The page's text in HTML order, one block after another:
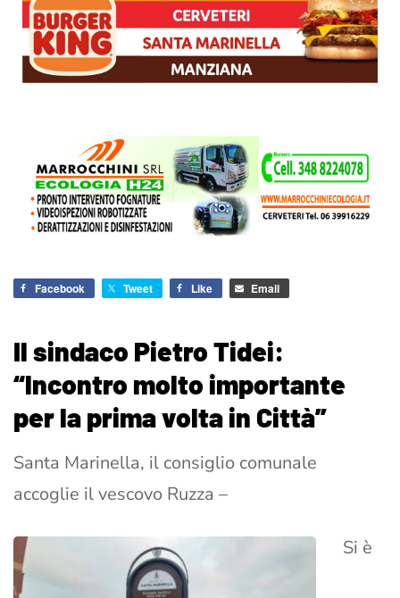
Facebook Tweet Like Email
Il sindaco Pietro Tidei:
“lncontro molto importante
per la prima volta in Città”
Santa Marinella, il consiglio comunale
accoglie il vescovo Ruzza –
Si è